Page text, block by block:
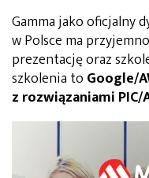
Gamma jako oficjalny
w Polsce ma
prezentację oraz
szkolenia to Google/
z rozwiązaniami PIC/